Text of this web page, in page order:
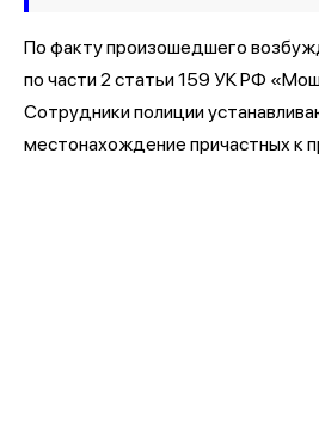
По факту произошедшего
по части 2 статьи 159 УК РФ
Сотрудники полиции
местонахождение причастных к